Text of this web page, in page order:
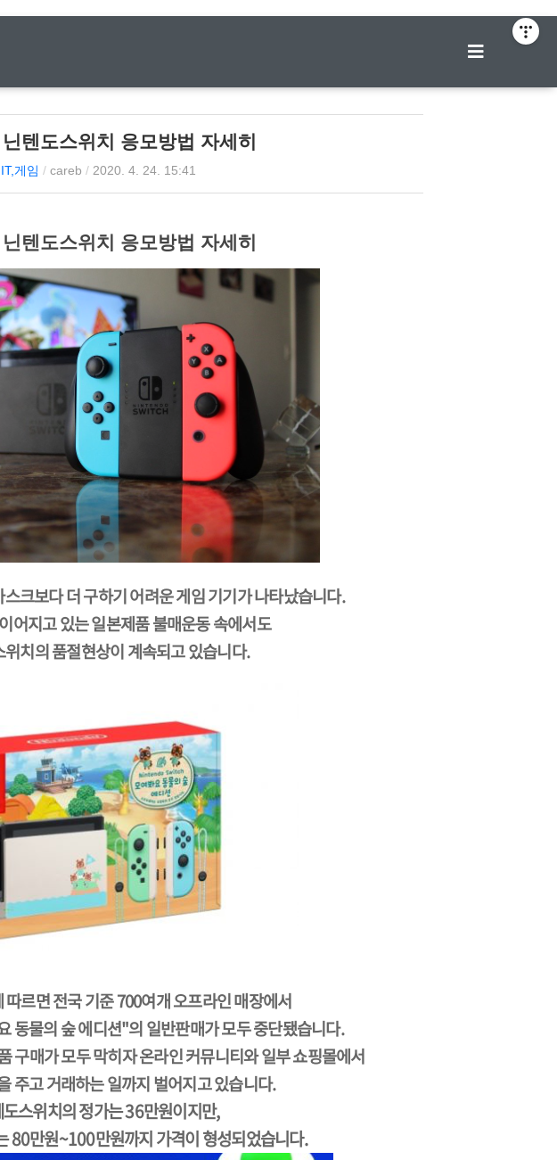
텐도스위치 응모방법 자세히
IT,게임 / careb / 2020. 4. 24. 15:41
텐도스위치 응모방법 자세히
크보다 더 구하기 어려운 게임 기기가 나타났습니다.
어지고 있는 일본제품 불매운동 속에서도
위치의 품절현상이 계속되고 있습니다.
따르면 전국 기준 700여개 오프라인 매장에서
동물의 숲 에디션"의 일반판매가 모두 중단됐습니다.
구매가 모두 막히자 온라인 커뮤니티와 일부 쇼핑몰에서
주고 거래하는 일까지 벌어지고 있습니다.
스위치의 정가는 36만원이지만,
80만원~100만원까지 가격이 형성되었습니다.
티스토리툴바